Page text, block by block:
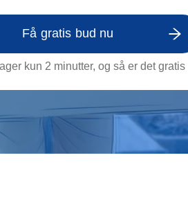
Få gratis bud nu
kun 2 minutter, og så er det gratis